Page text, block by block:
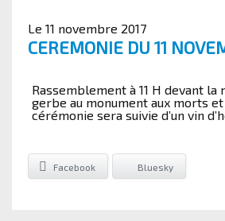
Le 11 novembre 2017
CEREMONIE DU 11
Rassemblement à 11 H devant la
gerbe au monument aux morts
cérémonie sera suivie d’un vin
Facebook Bluesky